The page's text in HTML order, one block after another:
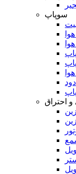
سوپاپ
احتراق